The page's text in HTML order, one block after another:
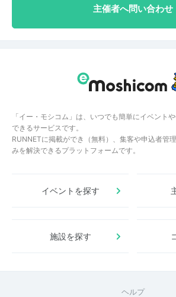
主催者へ問い合わせ
「イー・モシコム」は、いつでも簡単にイベント
できるサービスです。
RUNNETに掲載ができ（無料）、集客や申込者管
みを解決できるプラットフォームです。
イベントを探す
施設を探す
ヘルプ